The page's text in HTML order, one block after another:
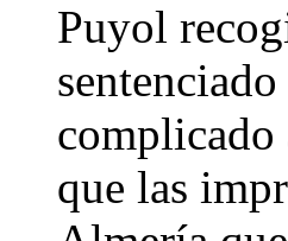
Puyol
complicado
que las